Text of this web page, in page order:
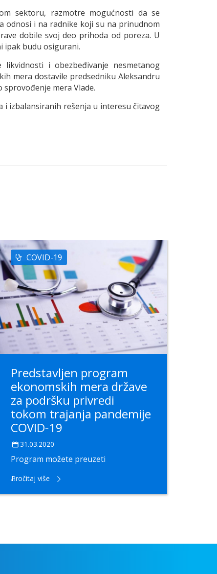
sektoru, razmotre mogućnosti da se
odnosi i na radnike koji su na prinudnom
dobile svoj deo prihoda od poreza. U
ipak budu osigurani.
i obezbeđivanje nesmetanog
mera dostavile predsedniku Aleksandru
mera Vlade.
i izbalansiranih rešenja u interesu čitavog
COVID-19
Predstavljen program
ekonomskih mera države
za podršku privredi
tokom trajanja pandemije
COVID-19
31.03.2020
Program možete preuzeti
...
Pročitaj više